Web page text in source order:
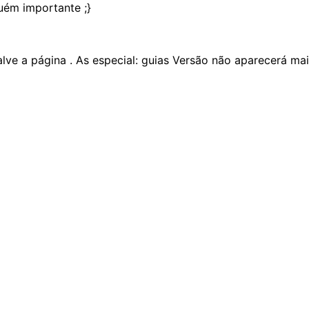
importante ;}
a página . As especial: guias Versão não aparecerá